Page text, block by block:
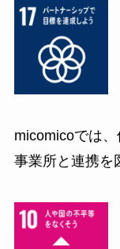
micomicoでは
事業所と連携を